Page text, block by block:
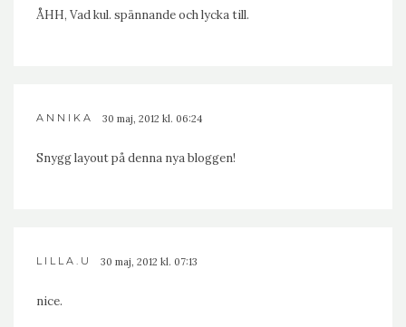
ÅHH, Vad kul. spännande och lycka till.
ANNIKA 30 maj, 2012 kl. 06:24
Snygg layout på denna nya bloggen!
LILLA.U 30 maj, 2012 kl. 07:13
nice.